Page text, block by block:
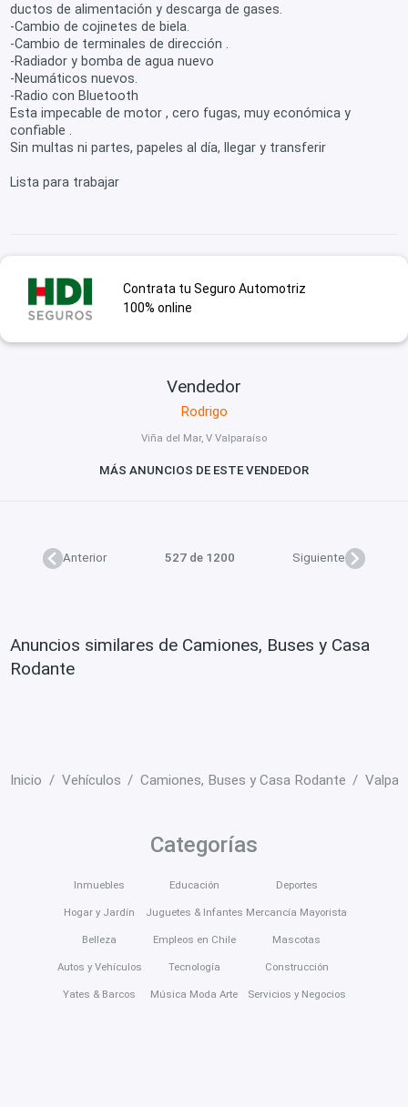
ductos de alimentación y descarga de gases.
-Cambio de cojinetes de biela.
-Cambio de terminales de dirección .
-Radiador y bomba de agua nuevo
-Neumáticos nuevos.
-Radio con Bluetooth
Esta impecable de motor , cero fugas, muy económica y
confiable .
Sin multas ni partes, papeles al día, llegar y transferir
Lista para trabajar
Contrata tu Seguro Automotriz
100% online
Vendedor
Rodrigo
Viña del Mar, V Valparaíso
MÁS ANUNCIOS DE ESTE VENDEDOR
Anterior 527 de 1200 Siguiente
Anuncios similares de Camiones, Buses y Casa
Rodante
Inicio Vehículos Camiones, Buses y Casa Rodante
Categorías
Inmuebles
Hogar y Jardín
Belleza
Autos y Vehículos
Yates & Barcos
Educación
Juguetes & Infantes
Empleos en Chile
Tecnología
Música Moda Arte
Deportes
Mercancía Mayorista
Mascotas
Construcción
Servicios y Negocios